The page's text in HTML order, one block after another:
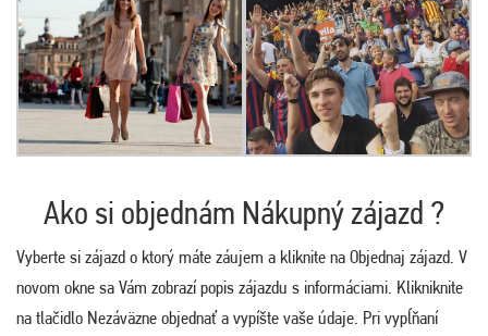
Ako si objednám Nákupný zájazd ?
Vyberte si zájazd o ktorý máte záujem a kliknite na Objednaj zájazd. V
novom okne sa Vám zobrazí popis zájazdu s informáciami. Klikniknite
na tlačidlo Nezáväzne objednať a vypíšte vaše údaje. Pri vypĺňaní